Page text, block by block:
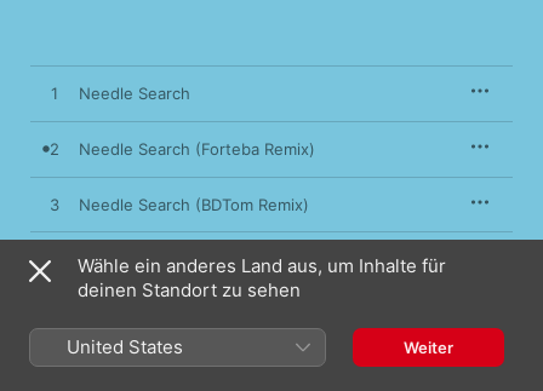
1 Needle Search
2 Needle Search (Forteba Remix)
3 Needle Search (BDTom Remix)
14. September 2018
℗ 2018 Plastic City. Play
Wähle ein anderes Land aus, um Inhalte für
deinen Standort zu sehen
United States Weiter